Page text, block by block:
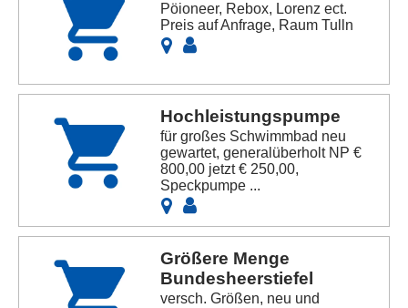
Pöioneer, Rebox, Lorenz ect.
Preis auf Anfrage, Raum Tulln
Hochleistungspumpe
für großes Schwimmbad neu
gewartet, generalüberholt NP €
800,00 jetzt € 250,00,
Speckpumpe ...
Größere Menge
Bundesheerstiefel
versch. Größen, neu und